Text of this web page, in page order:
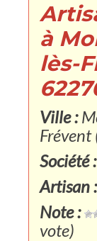
à
lès-
Ville :
Société :
Artisan :
Note :
vote)